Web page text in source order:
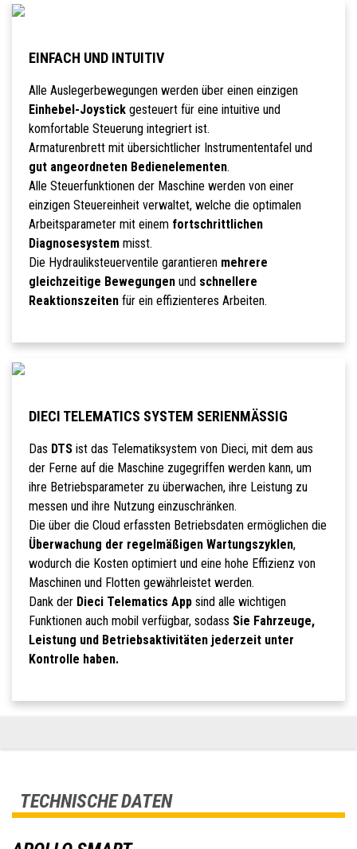
EINFACH UND INTUITIV
Alle Auslegerbewegungen werden über einen einzigen
Einhebel-Joystickgesteuert für eine intuitive und
komfortable Steuerung integriert ist.
Armaturenbrett mit übersichtlicher Instrumententafel und
gut angeordneten Bedienelementen.
Alle Steuerfunktionen der Maschine werden von einer
einzigen Steuereinheit verwaltet, welche die optimalen
Arbeitsparameter mit einem fortschrittlichen
Diagnosesystemmisst.
Die Hydrauliksteuerventile garantieren mehrere
gleichzeitige Bewegungenund schnellere
Reaktionszeitenfür ein effizienteres Arbeiten.
DIECI TELEMATICS SYSTEM SERIENMÄSSIG
Das DTSist das Telematiksystem von Dieci, mit dem aus
der Ferne auf die Maschine zugegriffen werden kann, um
ihre Betriebsparameter zu überwachen, ihre Leistung zu
messen und ihre Nutzung einzuschränken.
Die über die Cloud erfassten Betriebsdaten ermöglichen die
Überwachung der regelmäßigen Wartungszyklen,
wodurch die Kosten optimiert und eine hohe Effizienz von
Maschinen und Flotten gewährleistet werden.
Dank der Dieci Telematics Appsind alle wichtigen
Funktionen auch mobil verfügbar, sodass Sie Fahrzeuge,
Leistung und Betriebsaktivitäten jederzeit unter
Kontrolle haben.
TECHNISCHE DATEN